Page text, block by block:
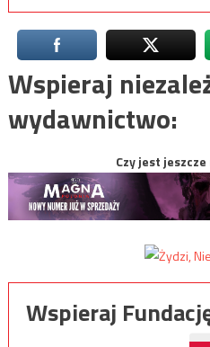
Wspieraj
wydawnictwo:
Czy jest
Wspieraj